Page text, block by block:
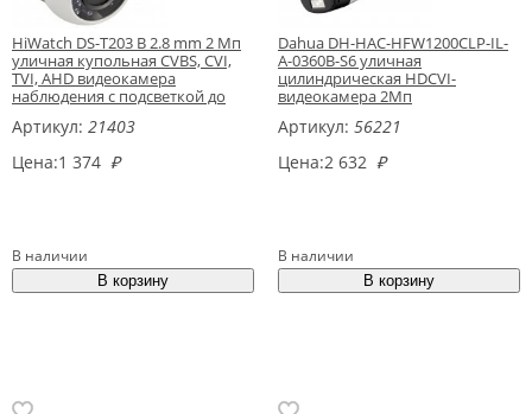
HiWatch DS-T203 B 2.8 mm 2 Мп
уличная купольная CVBS, CVI,
TVI, AHD видеокамера
наблюдения с подсветкой до
Артикул: 21403
Цена:1 374 ₽
В наличии
Dahua DH-HAC-HFW1200CLP-IL-
A-0360B-S6 уличная
цилиндрическая HDCVI-
видеокамера 2Мп
Артикул: 56221
Цена:2 632 ₽
В наличии